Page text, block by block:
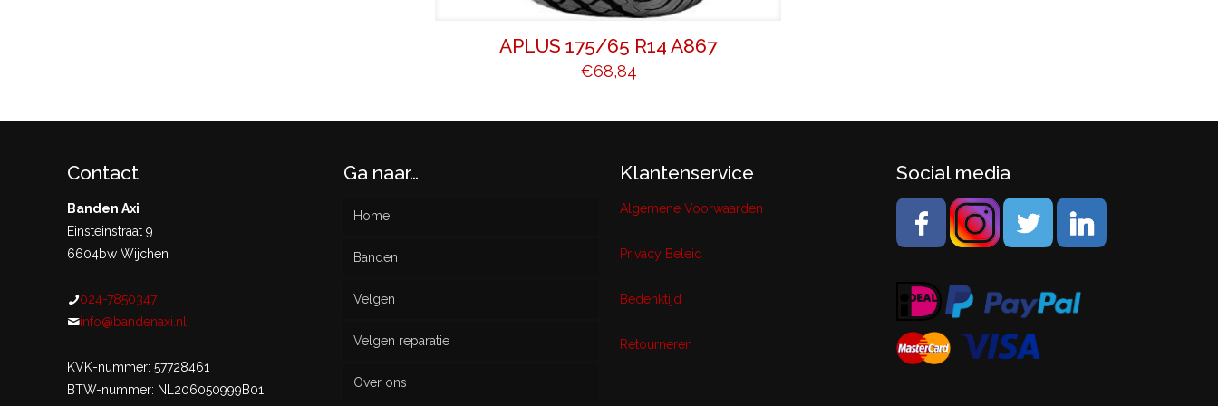
APLUS 175/65 R14 A867
€68,84
Contact
Banden Axi
Einsteinstraat 9
6604bw Wijchen
024-7850347
info@bandenaxi.nl
KVK-nummer: 57728461
BTW-nummer: NL206050999B01
Ga naar…
Home
Banden
Nieuw
Gebruikt
Velgen
Velgen reparatie
Over ons
Klantenservice
Algemene Voorwaarden
Privacy Beleid
Bedenktijd
Retourneren
Social media